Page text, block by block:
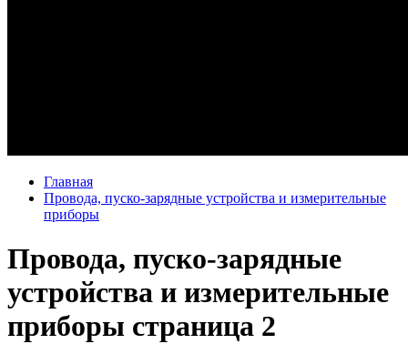
Главная
Провода, пуско-зарядные устройства и измерительные
приборы
Провода, пуско-зарядные
устройства и измерительные
приборы страница 2